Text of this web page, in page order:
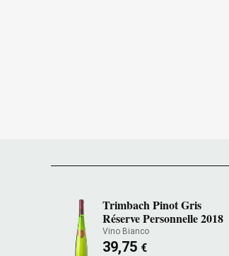
Trimbach Pinot Gris
Réserve Personnelle 2018
Vino Bianco
39,75 €